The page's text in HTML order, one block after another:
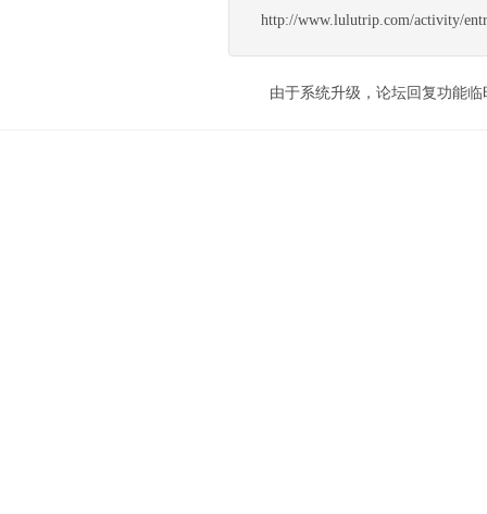
http://www.lulutrip.com/activity/
由于系统升级，论坛回复功能临